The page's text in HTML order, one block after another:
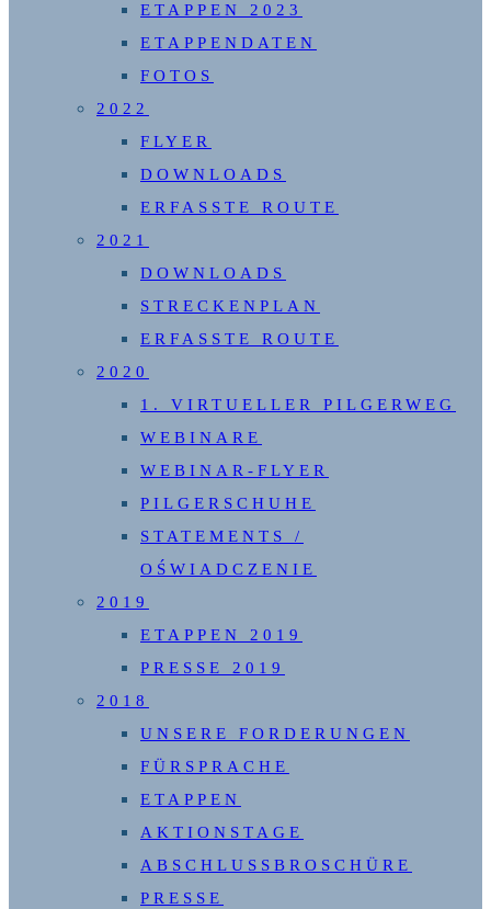
ETAPPEN 2023
ETAPPENDATEN
FOTOS
2022
FLYER
DOWNLOADS
ERFASSTE ROUTE
2021
DOWNLOADS
STRECKENPLAN
ERFASSTE ROUTE
2020
1. VIRTUELLER PILGERWEG
WEBINARE
WEBINAR-FLYER
PILGERSCHUHE
STATEMENTS /
OŚWIADCZENIE
2019
ETAPPEN 2019
PRESSE 2019
2018
UNSERE FORDERUNGEN
FÜRSPRACHE
ETAPPEN
AKTIONSTAGE
ABSCHLUSSBROSCHÜRE
PRESSE